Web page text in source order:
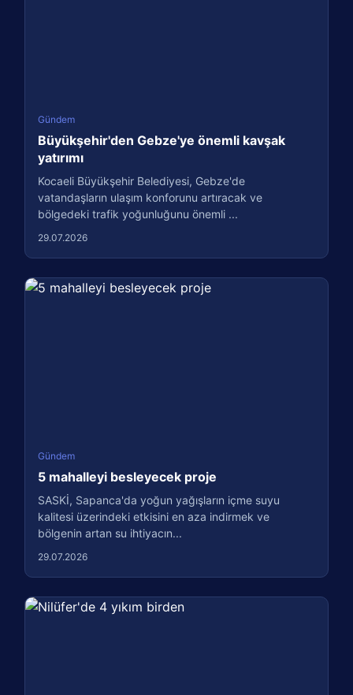
Gündem
Büyükşehir'den Gebze'ye önemli kavşak
yatırımı
Kocaeli Büyükşehir Belediyesi, Gebze'de
vatandaşların ulaşım konforunu artıracak ve
bölgedeki trafik yoğunluğunu önemli ...
29.07.2026
Gündem
5 mahalleyi besleyecek proje
SASKİ, Sapanca'da yoğun yağışların içme suyu
kalitesi üzerindeki etkisini en aza indirmek ve
bölgenin artan su ihtiyacın...
29.07.2026